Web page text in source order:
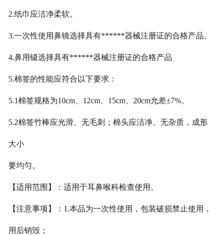
2.纸巾应洁净柔软。
3.一次性使用鼻镜选择具有******器械注册证的合格产品。
4.鼻用镊选择具有******器械注册证的合格产品
5.棉签的性能应符合以下要求：
5.1棉签规格为10cm、12cm、15cm、20cm允差±7%。
5.2棉签竹棒应光滑、无毛刺；棉头应洁净、无杂质，成形
大小
要均匀。
【适用范围】：适用于耳鼻喉科检查使用。
【注意事项】：1.本品为一次性使用，包装破损禁止使用，
用后销毁；